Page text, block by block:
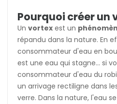
Pourquoi créer un
Un vortex est un
répandu dans la nature. En
consommateur d'eau en
est une eau qui stagne... si
consommateur d'eau du
un arrivage rectiligne dans
verre. Dans la nature, l'eau